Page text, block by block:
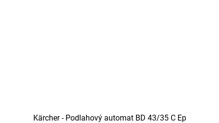
Kärcher - Podlahový automat BD 43/35 C Ep